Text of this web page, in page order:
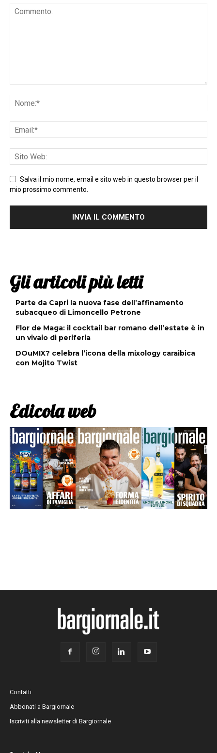
Salva il mio nome, email e sito web in questo browser per il
mio prossimo commento.
Gli articoli più letti
Parte da Capri la nuova fase dell’affinamento
subacqueo di Limoncello Petrone
Flor de Maga: il cocktail bar romano dell’estate è in
un vivaio di periferia
DOuMIX? celebra l’icona della mixology caraibica
con Mojito Twist
Edicola web
Contatti
Abbonati a Bargiornale
Iscriviti alla newsletter di Bargiornale